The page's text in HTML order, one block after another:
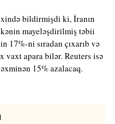
bildirmişdi ki, İranın
mayeləşdirilmiş təbii
17%-ni sıradan çıxarıb və
vaxt apara bilər. Reuters isə
15% azalacaq.